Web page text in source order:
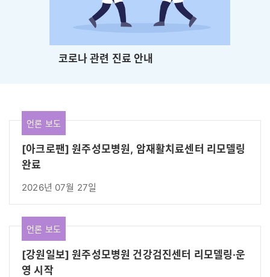
코로나 관련 진료 안내
언론 보도
[아크로팬] 원주성모병원, 암재활치료센터 리모델링
완료
2026년 07월 27일
언론 보도
[강원일보] 원주성모병원 건강검진센터 리모델링·운
영 시작